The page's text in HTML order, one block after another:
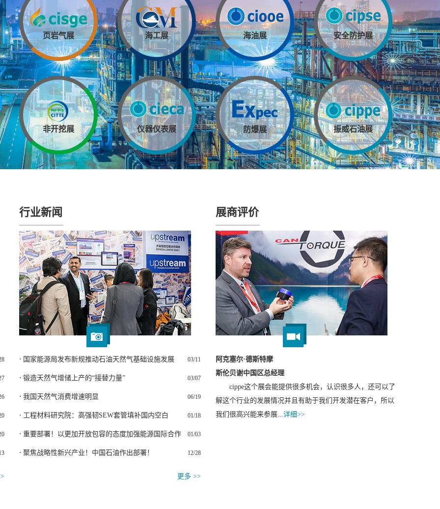
页岩气展 海工展 海油展 安全防护展
非开挖展 仪器仪表展 防爆展 振威石油展
行业新闻
⋅ 国家能源局发布新规推动石油天然气基础设施发展 03/11
⋅ 锻造天然气增储上产的“接替力量” 03/07
⋅ 我国天然气消费增速明显 06/19
⋅ 工程材料研究院：高强韧SEW套管填补国内空白 01/18
⋅ 重要部署！以更加开放包容的态度加强能源国际合作 01/03
⋅ 聚焦战略性新兴产业！中国石油作出部署！ 12/28
更多 >>
展商评价
阿克塞尔·德斯特摩
斯伦贝谢中国区总经理
cippe这个展会能提供很多机会，认识很多人，还可以了
解这个行业的发展情况并且有助于我们开发潜在客户，所以
我们很高兴能来参展...详细>>